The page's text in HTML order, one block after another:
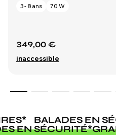
3 - 8 ans 70 W
349,00 €
inaccessible
* BALADES EN
EN SÉCURITÉ*